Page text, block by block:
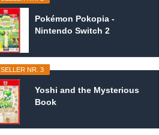
Pokémon Pokopia -
Nintendo Switch 2
NR. 3
Yoshi and the Mysterious
Book